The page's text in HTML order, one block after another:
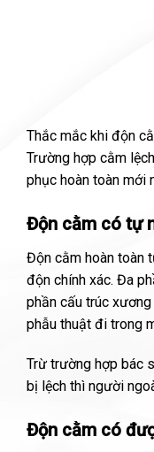
Thắc mắc khi độn
Trường hợp cằm
phục hoàn toàn mới
Độn cằm có tự
Độn cằm hoàn toàn
độn chính xác. Đa
phần cấu trúc
phẫu thuật đi trong
Trừ trường hợp bác
bị lệch thì người
Độn cằm có